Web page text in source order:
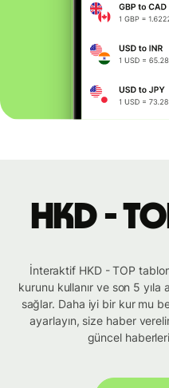
HKD -
İnteraktif HKD - TOP
kurunu kullanır ve son 5
sağlar. Daha iyi bir kur mu
ayarlayın, size haber
güncel haberleri